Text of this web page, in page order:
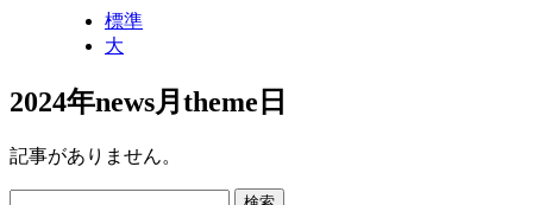
標準
大
2024年news月theme日
記事がありません。